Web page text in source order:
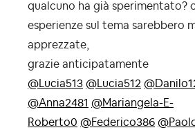
qualcuno ha già sperimentato?
esperienze sul tema sarebbero
apprezzate,
grazie anticipatamente
@Lucia513 @Lucia512
@Anna2481 @Mariangela-E-
Roberto0 @Federico386